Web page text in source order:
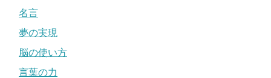
名言
夢の実現
脳の使い方
言葉の力